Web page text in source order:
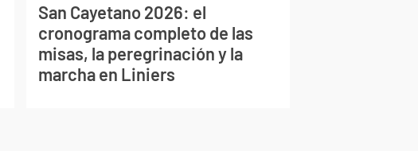
San Cayetano 2026: el
cronograma completo de las
misas, la peregrinación y la
marcha en Liniers